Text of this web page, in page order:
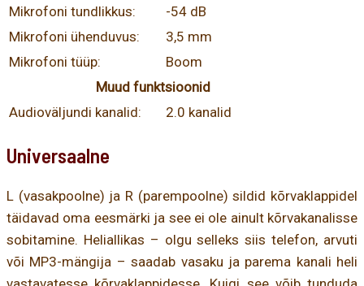
Mikrofoni tundlikkus:
-54 dB
Mikrofoni ühenduvus:
3,5 mm
Mikrofoni tüüp:
Boom
Muud funktsioonid
Audioväljundi kanalid:
2.0 kanalid
Universaalne
L (vasakpoolne) ja R (parempoolne) sildid kõrvaklappidel
täidavad oma eesmärki ja see ei ole ainult kõrvakanalisse
sobitamine. Heliallikas – olgu selleks siis telefon, arvuti
või MP3-mängija – saadab vasaku ja parema kanali heli